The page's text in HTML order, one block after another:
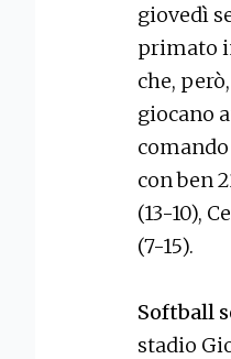
giovedì
primato
che,
giocano
con ben
(13-10),
(7-15).
Softball
stadio